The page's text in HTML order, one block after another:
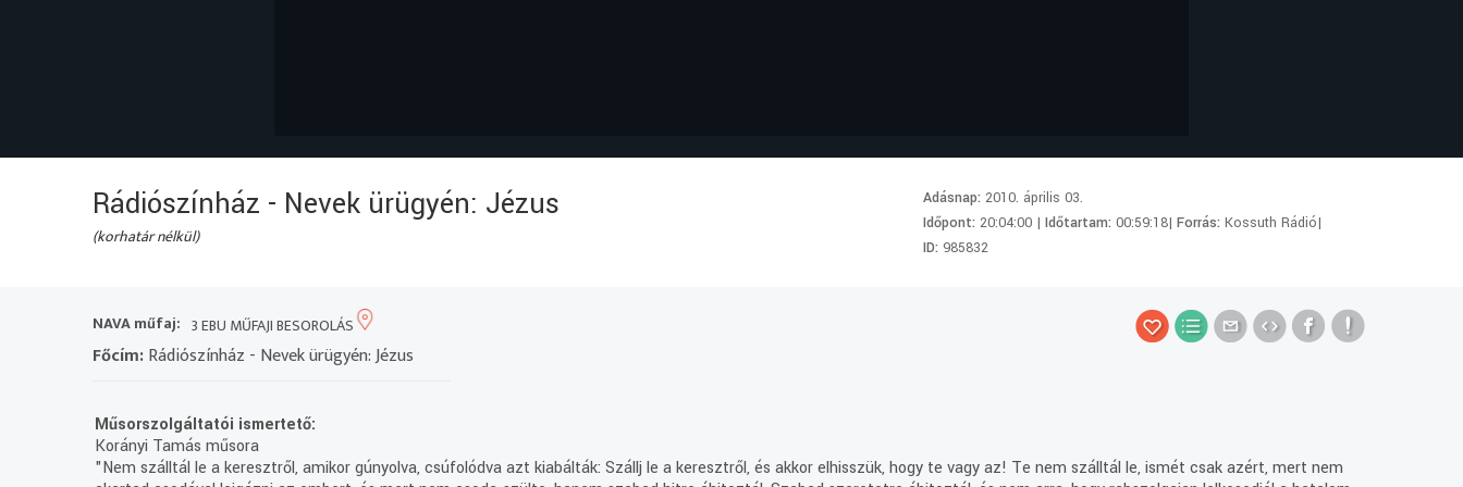
Rádiószínház - Nevek ürügyén: Jézus
(korhatár nélkül)
Adásnap:2010. április 03.
Időpont:20:04:00 |Időtartam:00:59:18|Forrás:Kossuth Rádió|
ID: 985832
NAVA műfaj: 3 EBU MŰFAJI BESOROLÁS
Főcím:Rádiószínház - Nevek ürügyén: Jézus
Műsorszolgáltatói ismertető:
Korányi Tamás műsora
"Nem szálltál le a keresztről, amikor gúnyolva, csúfolódva azt kiabálták: Szállj le a keresztről, és akkor elhisszük, hogy te vagy az! Te nem szálltál le, ismét csak azért, mert nem